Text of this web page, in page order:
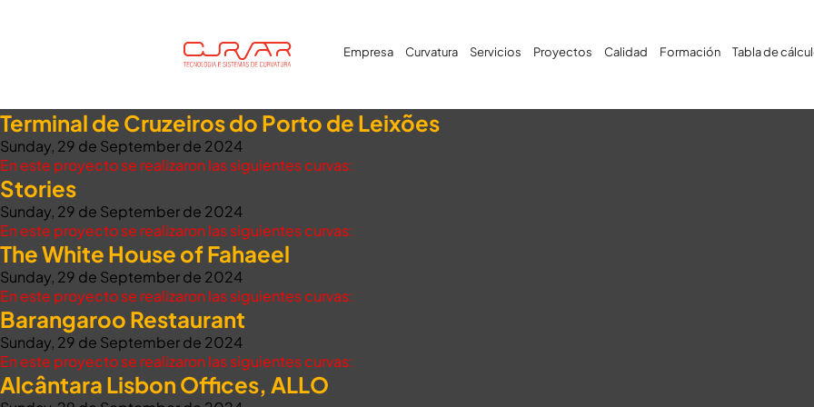
Empresa Curvatura Servicios Proyectos Calidad Formación Tabla de
Terminal de Cruzeiros do Porto de Leixões
Sunday, 29 de September de 2024
En este proyecto se realizaron las siguientes curvas:
Stories
Sunday, 29 de September de 2024
En este proyecto se realizaron las siguientes curvas:
The White House of Fahaeel
Sunday, 29 de September de 2024
En este proyecto se realizaron las siguientes curvas:
Barangaroo Restaurant
Sunday, 29 de September de 2024
En este proyecto se realizaron las siguientes curvas:
Alcântara Lisbon Offices, ALLO